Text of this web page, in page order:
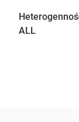
ALL